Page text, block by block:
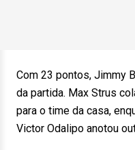
Com 23 pontos, Jimmy
da partida. Max Strus
para o time da casa,
Victor Odalipo anotou